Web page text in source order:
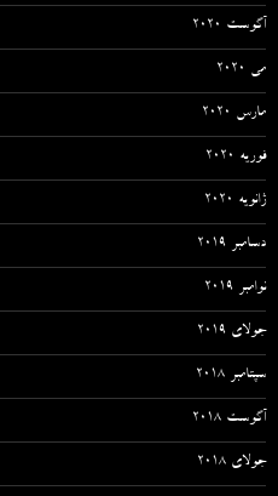
آگوست 2020
می 2020
مارس 2020
فوریه 2020
ژانویه 2020
دسامبر 2019
نوامبر 2019
جولای 2019
سپتامبر 2018
آگوست 2018
جولای 2018